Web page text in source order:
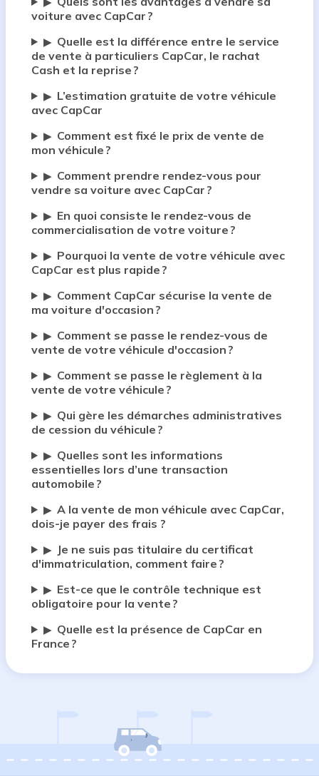
voiture avec CapCar ?
▶ Quelle est la différence entre le service
de vente à particuliers CapCar, le rachat
Cash et la reprise ?
▶ L’estimation gratuite de votre véhicule
avec CapCar
▶ Comment est fixé le prix de vente de
mon véhicule ?
▶ Comment prendre rendez-vous pour
vendre sa voiture avec CapCar ?
▶ En quoi consiste le rendez-vous de
commercialisation de votre voiture ?
▶ Pourquoi la vente de votre véhicule avec
CapCar est plus rapide ?
▶ Comment CapCar sécurise la vente de
ma voiture d'occasion ?
▶ Comment se passe le rendez-vous de
vente de votre véhicule d'occasion ?
▶ Comment se passe le règlement à la
vente de votre véhicule ?
▶ Qui gère les démarches administratives
de cession du véhicule ?
▶ Quelles sont les informations
essentielles lors d’une transaction
automobile ?
▶ A la vente de mon véhicule avec CapCar,
dois-je payer des frais ?
▶
Je ne suis pas titulaire du certificat
d'immatriculation, comment faire ?
▶ Est-ce que le contrôle technique est
obligatoire pour la vente ?
▶ Quelle est la présence de CapCar en
France ?